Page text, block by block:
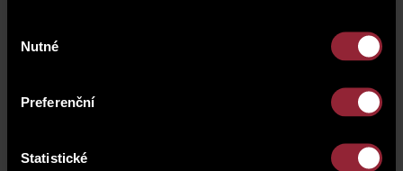
souhlasu
Nutné
Preferenční
Statistické
individuální prohlídku a objevte bydlení s jedinečnou
atmosférou pražského Karlína a využijte příležitost